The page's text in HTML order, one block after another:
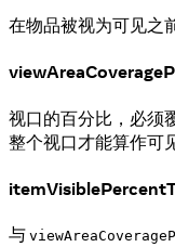
在物品被视为可见之
视口的百分比，必须
整个视口才能算作可
与